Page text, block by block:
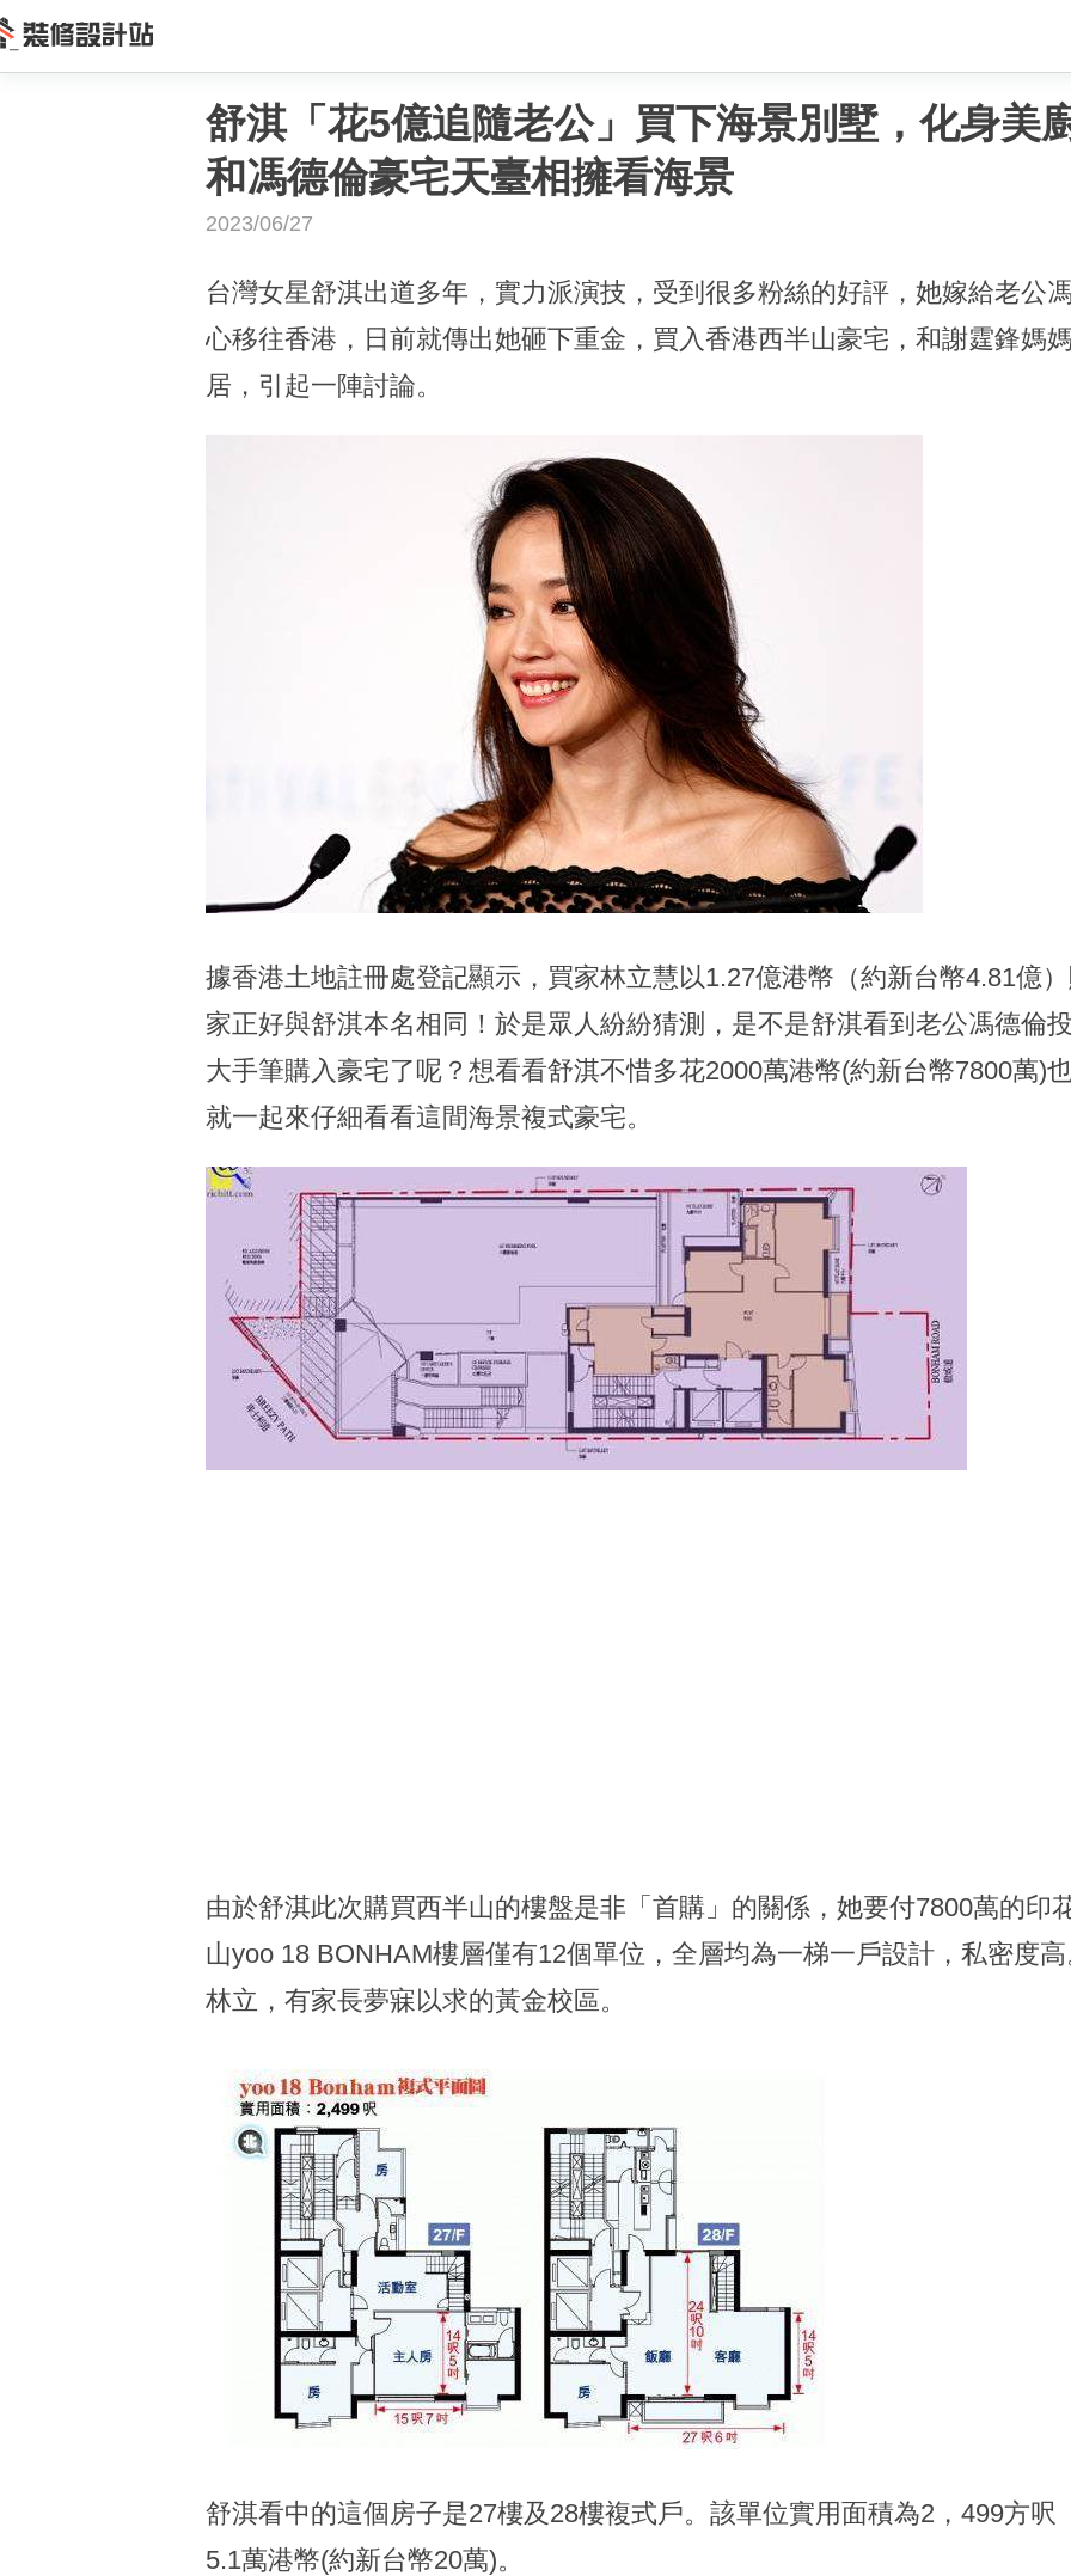
舒淇「花5億追隨老公」買下海景別墅，化身美
和馮德倫豪宅天臺相擁看海景
2023/06/27
台灣女星舒淇出道多年，實力派演技，受到很多粉絲的好評，她嫁給老公
心移往香港，日前就傳出她砸下重金，買入香港西半山豪宅，和謝霆鋒媽
居，引起一陣討論。
據香港土地註冊處登記顯示，買家林立慧以1.27億港幣（約新台幣4.81億
家正好與舒淇本名相同！於是眾人紛紛猜測，是不是舒淇看到老公馮德倫
大手筆購入豪宅了呢？想看看舒淇不惜多花2000萬港幣(約新台幣7800萬)
就一起來仔細看看這間海景複式豪宅。
由於舒淇此次購買西半山的樓盤是非「首購」的關係，她要付7800萬的印
山yoo 18 BONHAM樓層僅有12個單位，全層均為一梯一戶設計，私密度
林立，有家長夢寐以求的黃金校區。
舒淇看中的這個房子是27樓及28樓複式戶。該單位實用面積為2，499方呎
5.1萬港幣(約新台幣20萬)。